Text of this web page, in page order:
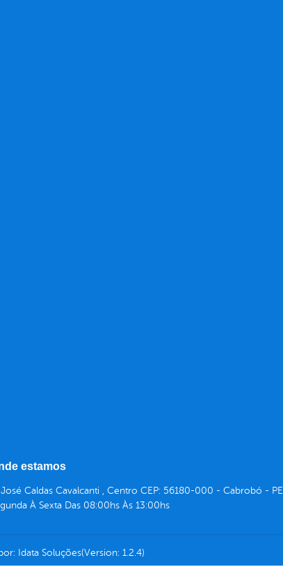
estamos
José Caldas Cavalcanti , Centro CEP: 56180-000 - Cabrobó - PE
À Sexta Das 08:00hs Às 13:00hs
Idata Soluções(Version: 1.2.4)